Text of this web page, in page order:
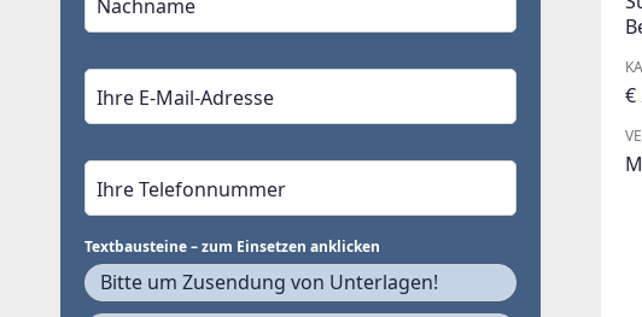
€
Textbausteine – zum Einsetzen anklicken
Bitte um Zusendung von Unterlagen!